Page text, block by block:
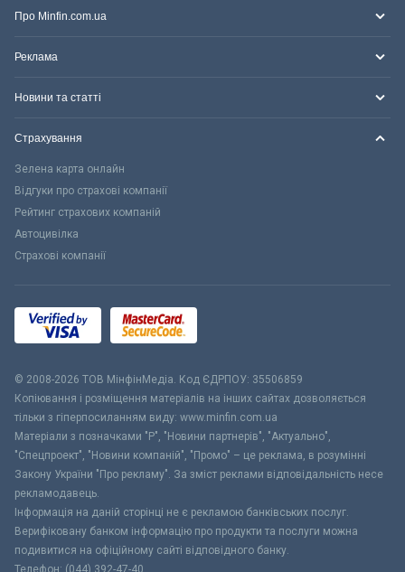
Про Minfin.com.ua
Реклама
Новини та статті
Страхування
Зелена карта онлайн
Відгуки про страхові компанії
Рейтинг страхових компаній
Автоцивілка
Страхові компанії
© 2008-2026 ТОВ МiнфiнМедiа. Код ЄДРПОУ: 35506859
Копіювання і розміщення матеріалів на інших сайтах дозволяється
тільки з гіперпосиланням виду: www.minfin.com.ua
Матеріали з позначками "Р", "Новини партнерів", "Актуально",
"Спецпроект", "Новини компаній", "Промо" – це реклама, в розумінні
Закону України "Про рекламу". За зміст реклами відповідальність несе
рекламодавець.
Інформація на даній сторінці не є рекламою банківських послуг.
Верифіковану банком інформацію про продукти та послуги можна
подивитися на офіційному сайті відповідного банку.
Телефон: (044) 392-47-40